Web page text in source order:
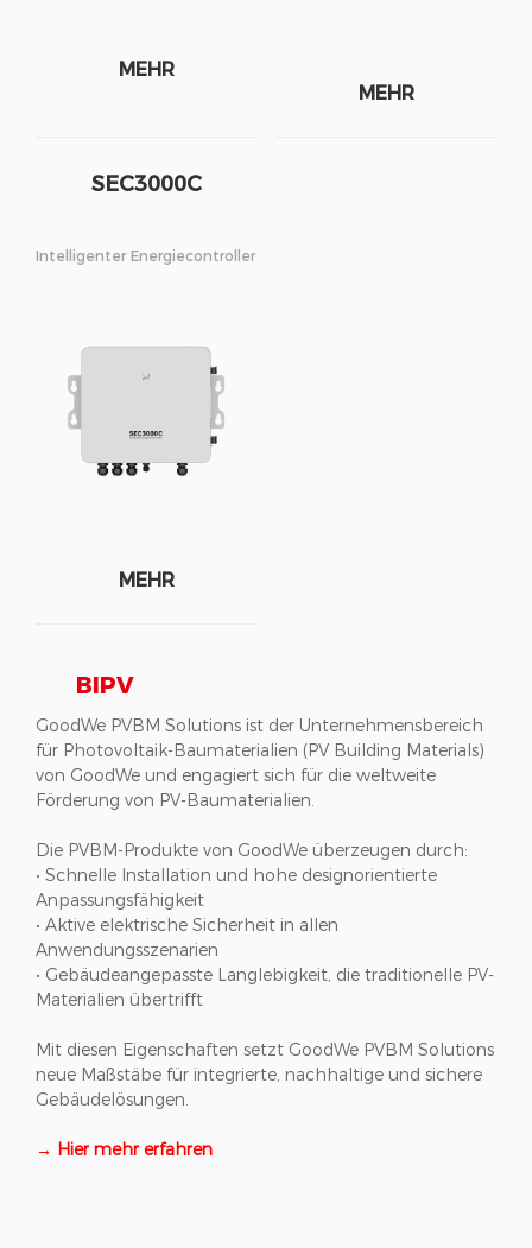
MEHR
MEHR
SEC3000C
Intelligenter Energiecontroller
MEHR
BIPV
GoodWe PVBM Solutions ist der Unternehmensbereich
für Photovoltaik-Baumaterialien (PV Building Materials)
von GoodWe und engagiert sich für die weltweite
Förderung von PV-Baumaterialien.
Die PVBM-Produkte von GoodWe überzeugen durch:
• Schnelle Installation und hohe designorientierte
Anpassungsfähigkeit
• Aktive elektrische Sicherheit in allen
Anwendungsszenarien
• Gebäudeangepasste Langlebigkeit, die traditionelle PV-
Materialien übertrifft
Mit diesen Eigenschaften setzt GoodWe PVBM Solutions
neue Maßstäbe für integrierte, nachhaltige und sichere
Gebäudelösungen.
→ Hier mehr erfahren